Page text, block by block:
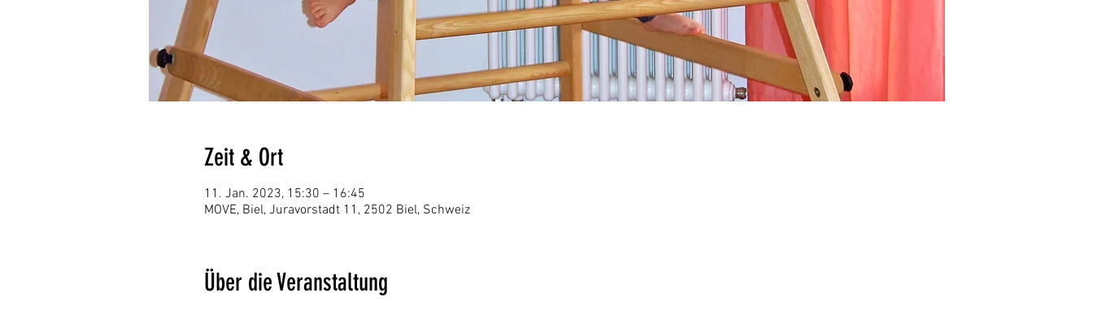
Zeit & Ort
11. Jan. 2023, 15:30 – 16:45
MOVE, Biel, Juravorstadt 11, 2502 Biel, Schweiz
Über die Veranstaltung